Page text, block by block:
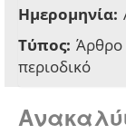
Ημερομηνία:
Τύπος: Άρθρο
περιοδικό